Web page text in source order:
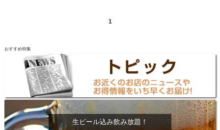
1
おすすめ特集
生ビール込み飲み放題！